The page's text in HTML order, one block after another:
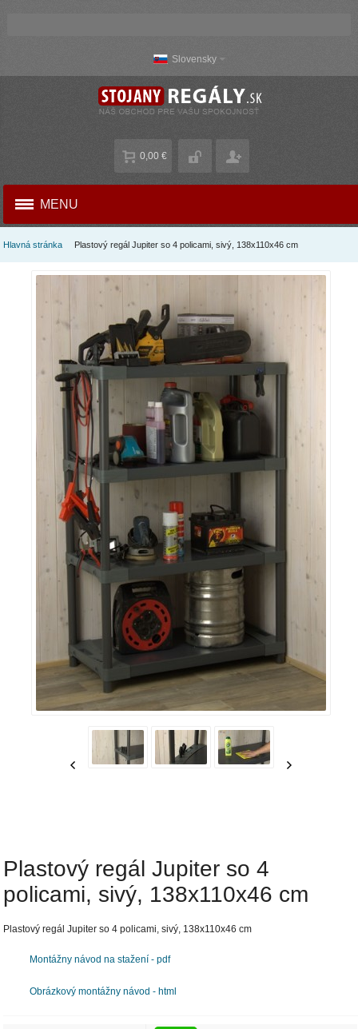
Slovensky
0,00 €
MENU
Hlavná stránka Plastový regál Jupiter so 4 policami, sivý, 138x110x46 cm
Plastový regál Jupiter so 4
policami, sivý, 138x110x46 cm
Plastový regál Jupiter so 4 policami, sivý, 138x110x46 cm
Montážny návod na stažení - pdf
Obrázkový montážny návod - html